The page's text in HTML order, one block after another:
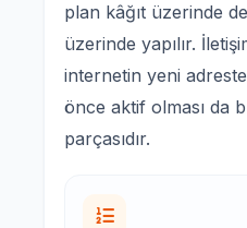
plan kâğıt üzerinde
üzerinde yapılır.
internetin yeni
önce aktif olması da
parçasıdır.